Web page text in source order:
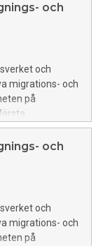
och
och
migrations- och
på
och
och
migrations- och
på